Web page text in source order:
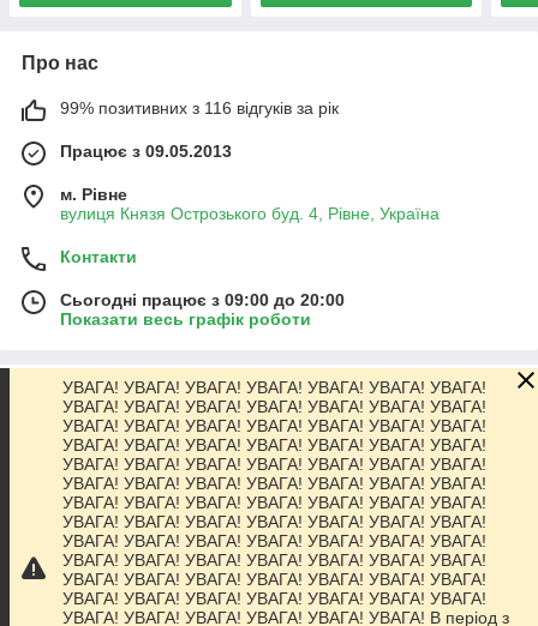
Про нас
99% позитивних з 116 відгуків за рік
Працює з 09.05.2013
м. Рівне
вулиця Князя Острозького буд. 4, Рівне, Україна
Контакти
Сьогодні працює з 09:00 до 20:00
Показати весь графік роботи
Про нас
Контакти
Доставка та оплата
Графік роботи
УВАГА! УВАГА! УВАГА! УВАГА! УВАГА! УВАГА! УВАГА!
УВАГА! УВАГА! УВАГА! УВАГА! УВАГА! УВАГА! УВАГА!
УВАГА! УВАГА! УВАГА! УВАГА! УВАГА! УВАГА! УВАГА!
УВАГА! УВАГА! УВАГА! УВАГА! УВАГА! УВАГА! УВАГА!
УВАГА! УВАГА! УВАГА! УВАГА! УВАГА! УВАГА! УВАГА!
УВАГА! УВАГА! УВАГА! УВАГА! УВАГА! УВАГА! УВАГА!
УВАГА! УВАГА! УВАГА! УВАГА! УВАГА! УВАГА! УВАГА!
УВАГА! УВАГА! УВАГА! УВАГА! УВАГА! УВАГА! УВАГА!
УВАГА! УВАГА! УВАГА! УВАГА! УВАГА! УВАГА! УВАГА!
УВАГА! УВАГА! УВАГА! УВАГА! УВАГА! УВАГА! УВАГА!
УВАГА! УВАГА! УВАГА! УВАГА! УВАГА! УВАГА! УВАГА!
УВАГА! УВАГА! УВАГА! УВАГА! УВАГА! УВАГА! УВАГА!
УВАГА! УВАГА! УВАГА! УВАГА! УВАГА! УВАГА! В період з